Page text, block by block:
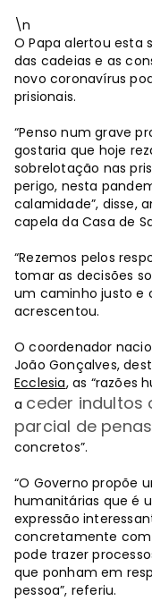
\n
O Papa alertou esta
das cadeias e as
novo coronavírus
prisionais.
“Penso num grave
gostaria que hoje
sobrelotação nas
perigo, nesta
calamidade”, disse,
capela da Casa de
“Rezemos pelos
tomar as decisões
um caminho justo e
acrescentou.
O coordenador
João Gonçalves,
Ecclesia, as “razões
a ceder indultos
parcial de
concretos”.
“O Governo propõe
humanitárias que é
expressão
concretamente com
pode trazer
que ponham em
pessoa”, referiu.